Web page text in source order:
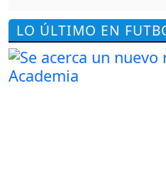
LO ÚLTIMO EN